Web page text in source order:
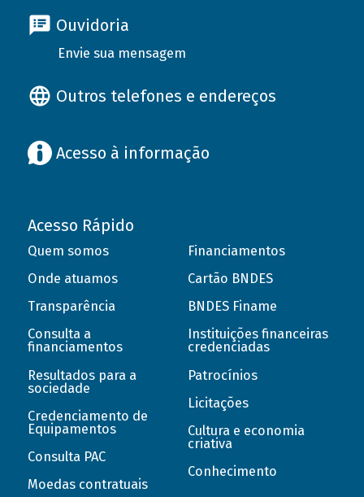
Ouvidoria
Envie sua mensagem
Outros telefones e endereços
Acesso à informação
Acesso Rápido
Quem somos
Onde atuamos
Transparência
Consulta a
financiamentos
Resultados para a
sociedade
Credenciamento de
Equipamentos
Consulta PAC
Moedas contratuais
Financiamentos
Cartão BNDES
BNDES Finame
Instituições financeiras
credenciadas
Patrocínios
Licitações
Cultura e economia
criativa
Conhecimento